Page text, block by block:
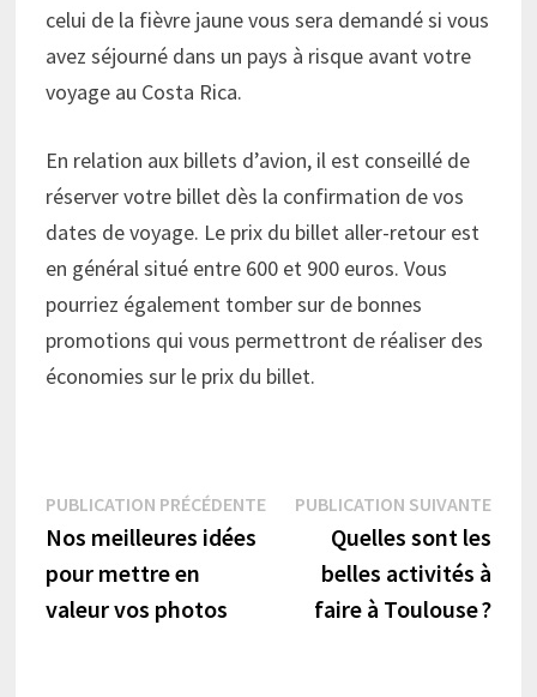
celui de la fièvre jaune vous sera demandé si vous
avez séjourné dans un pays à risque avant votre
voyage au Costa Rica.
En relation aux billets d’avion, il est conseillé de
réserver votre billet dès la confirmation de vos
dates de voyage. Le prix du billet aller-retour est
en général situé entre 600 et 900 euros. Vous
pourriez également tomber sur de bonnes
promotions qui vous permettront de réaliser des
économies sur le prix du billet.
Navigation
de
l’article
PUBLICATION PRÉCÉDENTEPublication
précédente :
Nos meilleures idées
pour mettre en
valeur vos photos
PUBLICATION SUIVANTE
Quelles sont les
belles activités à
faire à Toulouse ?